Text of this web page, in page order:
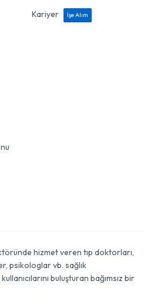
Kariyer
İşe Alım
hizmet veren tıp doktorları,
psikologlar vb. sağlık
buluşturan bağımsız bir